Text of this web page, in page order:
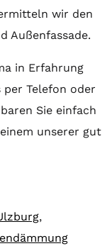
wir den
Außenfassade.
in Erfahrung
Telefon oder
Sie einfach
unserer gut
,